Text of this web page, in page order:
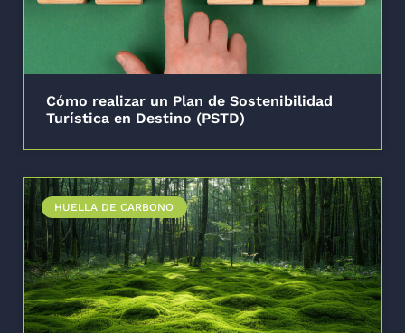
Cómo realizar un Plan de Sostenibilidad
Turística en Destino (PSTD)
HUELLA DE CARBONO